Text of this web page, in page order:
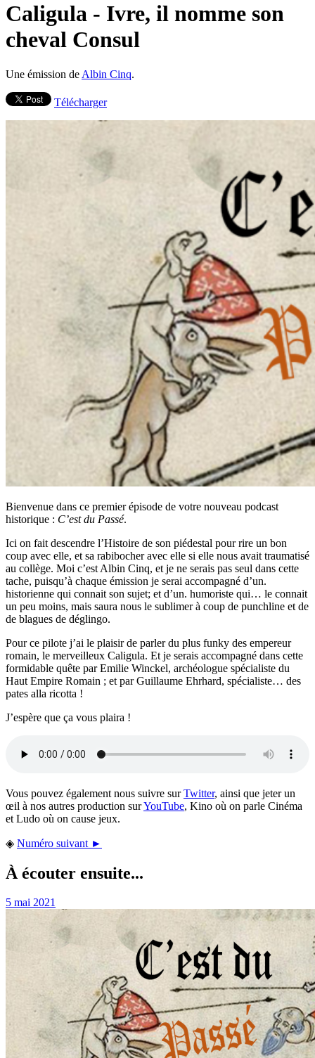
Caligula - Ivre, il nomme son
cheval Consul
Une émission de Albin Cinq.
Télécharger
Bienvenue dans ce premier épisode de votre nouveau podcast
historique : C’est du Passé.
Ici on fait descendre l’Histoire de son piédestal pour rire un bon
coup avec elle, et sa rabibocher avec elle si elle nous avait traumatisé
au collège. Moi c’est Albin Cinq, et je ne serais pas seul dans cette
tache, puisqu’à chaque émission je serai accompagné d’un.
historienne qui connait son sujet; et d’un. humoriste qui… le connait
un peu moins, mais saura nous le sublimer à coup de punchline et de
de blagues de déglingo.
Pour ce pilote j’ai le plaisir de parler du plus funky des empereur
romain, le merveilleux Caligula. Et je serais accompagné dans cette
formidable quête par Emilie Winckel, archéologue spécialiste du
Haut Empire Romain ; et par Guillaume Ehrhard, spécialiste… des
pates alla ricotta !
J’espère que ça vous plaira !
Vous pouvez également nous suivre surTwitter, ainsi que jeter un
œil à nos autres production surYouTube, Kino où on parle Cinéma
et Ludo où on cause jeux.
◈ Numéro suivant ►
À écouter ensuite...
5 mai 2021